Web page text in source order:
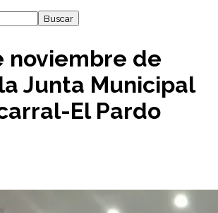
noviembre de
Junta Municipal
El Pardo